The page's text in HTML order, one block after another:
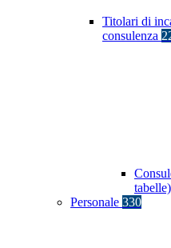
Titolari di
consulenza
tabelle)
Personale 330